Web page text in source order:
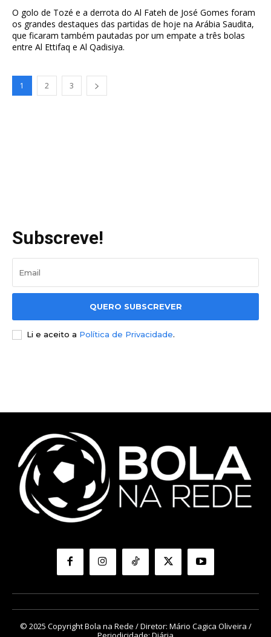
O golo de Tozé e a derrota do Al Fateh de José Gomes foram
os grandes destaques das partidas de hoje na Arábia Saudita,
que ficaram também pautadas por um empate a três bolas
entre Al Ettifaq e Al Qadisiya.
1 2 3
Subscreve!
QUERO SUBSCREVER
Li e aceito a Política de Privacidade.
© 2025 Copyright Bola na Rede / Diretor: Mário Cagica Oliveira /